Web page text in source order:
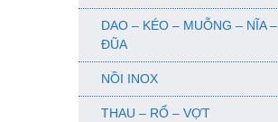
DAO – KÉO – MUỖNG – NĨA –
ĐŨA
NỒI INOX
THAU – RỔ – VỢT